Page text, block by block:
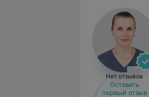
Нет отзывов
Оставить
первый отзыв